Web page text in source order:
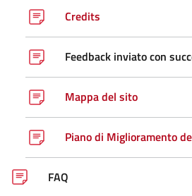
Credits
Feedback inviato con
Mappa del sito
Piano di Miglioramento
FAQ